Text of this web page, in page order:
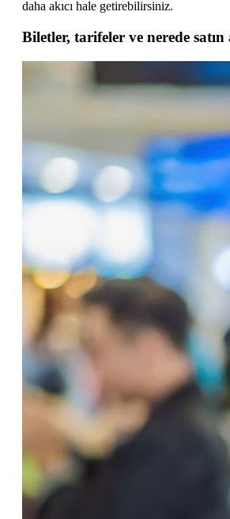
daha akıcı hale getirebilirsiniz.
Biletler, tarifeler ve nerede